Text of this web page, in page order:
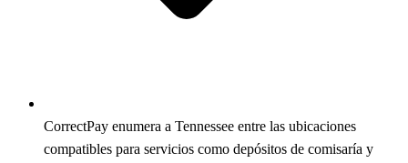
CorrectPay enumera a Tennessee entre las ubicaciones
compatibles para servicios como depósitos de comisaría y